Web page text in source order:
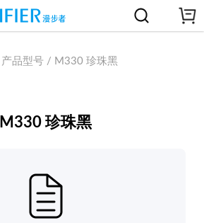
品型号 / M330 珍珠黑
M330 珍珠黑